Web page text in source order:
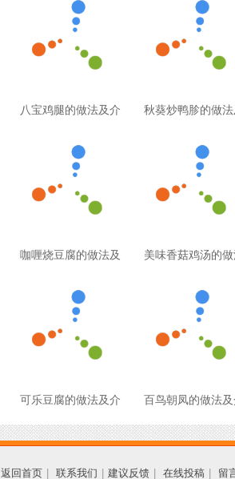
八宝鸡腿的做法及介 秋葵炒鸭胗的做
咖喱烧豆腐的做法及 美味香菇鸡汤的
可乐豆腐的做法及介 百鸟朝凤的做法
返回首页 联系我们 建议反馈 在线投稿 留